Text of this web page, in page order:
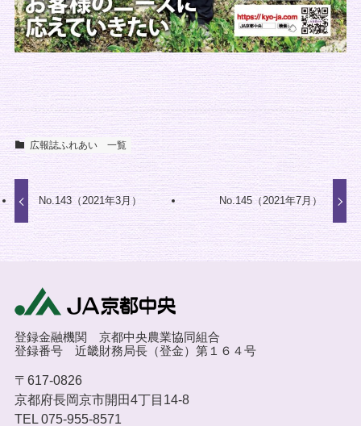
広報誌ふれあい 一覧
No.143（2021年3月） No.145（2021年7月）
登録金融機関 京都中央農業協同組合
登録番号 近畿財務局長（登金）第１６４号
〒617-0826
京都府長岡京市開田4丁目14-8
TEL 075-955-8571